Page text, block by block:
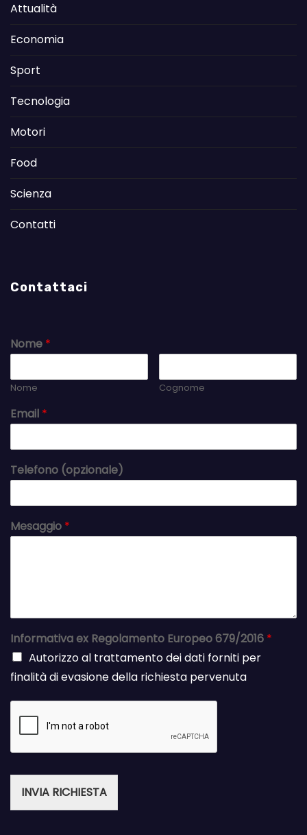
Attualità
Economia
Sport
Tecnologia
Motori
Food
Scienza
Contatti
Contattaci
Nome *
Nome Cognome
Email *
Telefono (opzionale)
Mesaggio *
Informativa ex Regolamento Europeo 679/2016 *
Autorizzo al trattamento dei dati forniti per
finalità di evasione della richiesta pervenuta
INVIA RICHIESTA